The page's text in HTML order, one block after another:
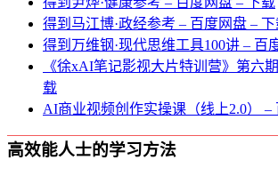
得到马江博·政经参考 – 百度网盘 –
得到万维钢·现代思维⼯具100讲 – 百
《徐xAI笔记影视大片特训营》第六
载
AI商业视频创作实操课（线上2.0） –
高效能人士的学习方法